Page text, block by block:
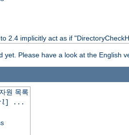
2.4 implicitly act as if
Please have a look at the English
원 목록
] ...